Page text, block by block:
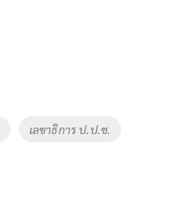
เลขาธิการ ป.ป.ช.